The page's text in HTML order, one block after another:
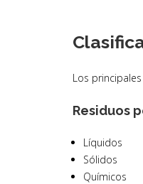
Los
Residuos
Líquidos
Sólidos
Químicos